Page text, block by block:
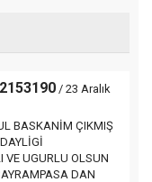
/ 23 Aralık
BASKANİM ÇIKMIŞ
VE UGURLU OLSUN
DAN